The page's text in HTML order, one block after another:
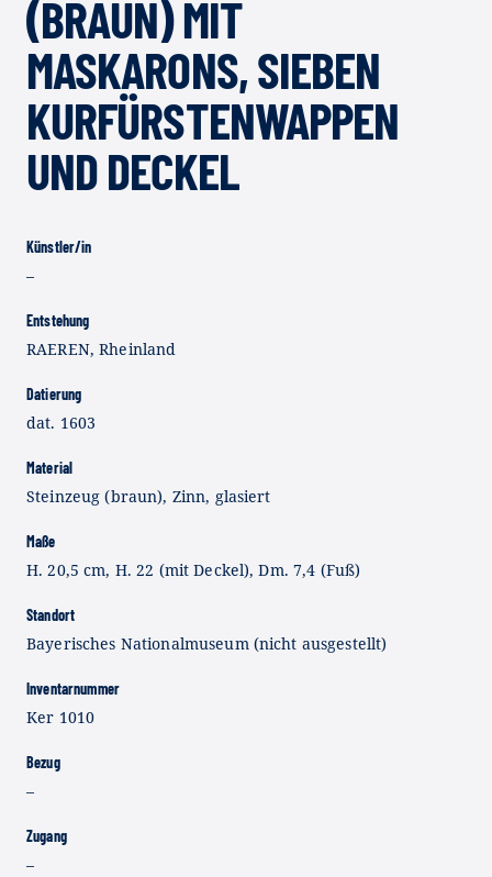
(BRAUN) MIT
MASKARONS, SIEBEN
KURFÜRSTENWAPPEN
UND DECKEL
Künstler/in
–
Entstehung
RAEREN, Rheinland
Datierung
dat. 1603
Material
Steinzeug (braun), Zinn, glasiert
Maße
H. 20,5 cm, H. 22 (mit Deckel), Dm. 7,4 (Fuß)
Standort
Bayerisches Nationalmuseum (nicht ausgestellt)
Inventarnummer
Ker 1010
Bezug
–
Zugang
–